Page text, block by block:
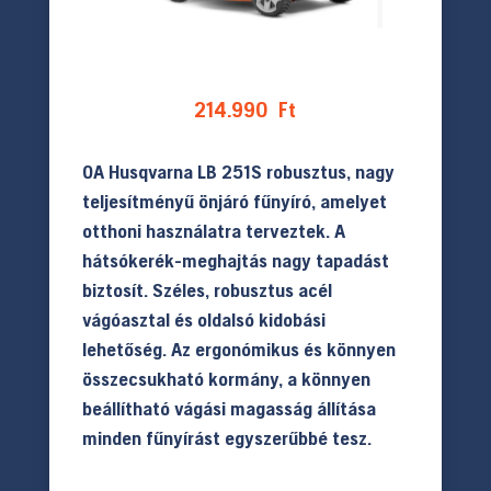
214.990 Ft
0A Husqvarna LB 251S robusztus, nagy
teljesítményű önjáró fűnyíró, amelyet
otthoni használatra terveztek. A
hátsókerék-meghajtás nagy tapadást
biztosít. Széles, robusztus acél
vágóasztal és oldalsó kidobási
lehetőség. Az ergonómikus és könnyen
összecsukható kormány, a könnyen
beállítható vágási magasság állítása
minden fűnyírást egyszerűbbé tesz.